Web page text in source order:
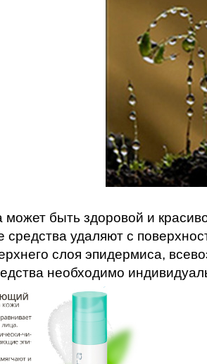
может быть здоровой и
удаляют с
слоя эпидермиса,
необходимо